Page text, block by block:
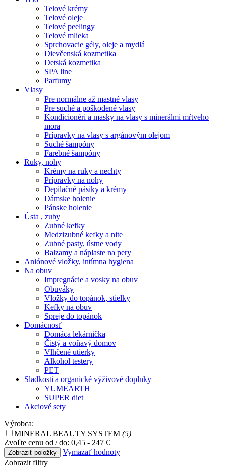
Telové krémy
Telové oleje
Telové peelingy
Telové mlieka
Sprchovacie gély, oleje a mydlá
Dievčenská kozmetika
Detská kozmetika
SPA line
Parfumy
Vlasy
Pre normálne až mastné vlasy
Pre suché a poškodené vlasy
Kondicionéri a masky na vlasy s minerálmi mŕtveho
mora
Prípravky na vlasy s argánovým olejom
Suché šampóny
Farebné šampóny
Ruky, nohy
Krémy na ruky a nechty
Prípravky na nohy
Depilačné pásiky a krémy
Dámske holenie
Pánske holenie
Ústa , zuby
Zubné kefky
Medzizubné kefky a nite
Zubné pasty, ústne vody
Balzamy a náplaste na pery
Aniónové vložky, intímna hygiena
Na obuv
Impregnácie a vosky na obuv
Obuváky
Vložky do topánok, stielky
Kefky na obuv
Spreje do topánok
Domácnosť
Domáca lekárnička
Čistý a voňavý domov
Vlhčené utierky
Alkohol testery
PET
Sladkosti a organické výživové doplnky
YUMEARTH
SUPER diet
Akciové sety
Výrobca:
MINERAL BEAUTY SYSTEM (5)
Zvoľte cenu od / do: 0,45 - 247 €
Vymazať hodnoty
Zobrazit filtry